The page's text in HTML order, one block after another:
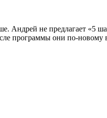
Андрей не предлагает «5
программы они по-